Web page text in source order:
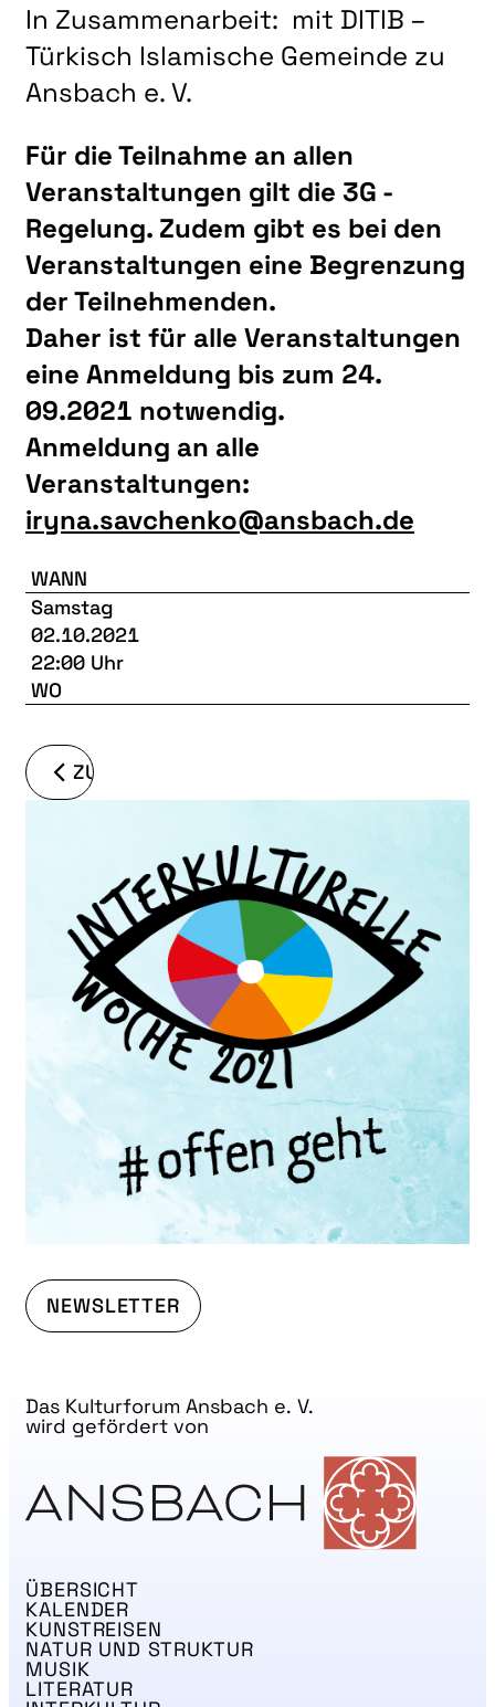
BEWERBUNG
UNSERE MITGLIEDER
VERANSTALTUNGEN UNSERER MITGLIEDER
BEFREUNDETE KUNSTVEREINE
In Zusammenarbeit: mit DITIB –
Türkisch Islamische Gemeinde zu
Ansbach e. V.
Für die Teilnahme an allen
Veranstaltungen gilt die 3G -
Regelung. Zudem gibt es bei den
Veranstaltungen eine Begrenzung
der Teilnehmenden.
Daher ist für alle Veranstaltungen
eine Anmeldung bis zum 24.
09.2021 notwendig.
Anmeldung an alle
Veranstaltungen:
iryna.savchenko@ansbach.de
WANN
Samstag
02.10.2021
22:00 Uhr
WO
ZURÜCK
NEWSLETTER
ÜBERSICHT
KALENDER
KUNSTREISEN
NATUR UND STRUKTUR
MUSIK
LITERATUR
Das Kulturforum Ansbach e. V.
wird gefördert von